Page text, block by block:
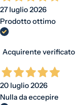
27 luglio 2026
Prodotto ottimo
Acquirente verificato
20 luglio 2026
Nulla da eccepire